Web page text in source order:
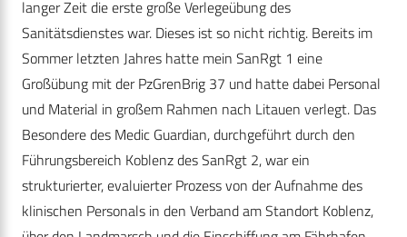
langer Zeit die erste große Verlegeübung des
Sanitätsdienstes war. Dieses ist so nicht richtig. Bereits im
Sommer letzten Jahres hatte mein SanRgt 1 eine
Großübung mit der PzGrenBrig 37 und hatte dabei Personal
und Material in großem Rahmen nach Litauen verlegt. Das
Besondere des Medic Guardian, durchgeführt durch den
Führungsbereich Koblenz des SanRgt 2, war ein
strukturierter, evaluierter Prozess von der Aufnahme des
klinischen Personals in den Verband am Standort Koblenz,